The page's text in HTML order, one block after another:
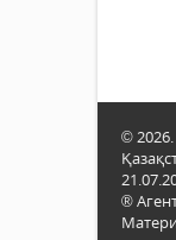
© 2026.
®